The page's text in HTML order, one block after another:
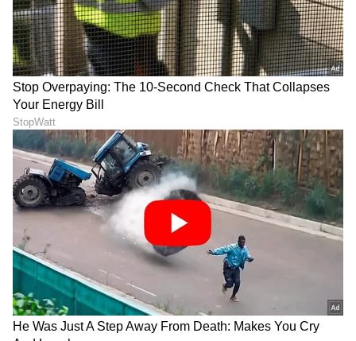
ಸ್ಟಾರ್ಟ್‌ಅಪ್‌ಗಳು ಬಂದಿದ್ಯಾ? ಭವಿಷ್ಯವನ್ನು ಬದಲಿಸುವ
ಟೆಕ್‌ ಪಾಲಿಸಿ ಯಾವುದು? ಇವುಗಳ ಇಂಚಿಂಚೂ ಮಾಹಿತಿ
ಸಿಗಲಿದೆ. ಟೆಕ್‌ ಎಕ್ಸ್‌ಪ್ಲೇನರ್ಸ್‌ ಹಾಗೂ ಗ್ಯಾಜೆಟ್‌ ಡೆಮೋ
ವಿಡಿಯೋಗಳು ಕೂಡ ನೀವು ಕಾಣಬಹುದು.
ABOUT THE AUTHOR
Suvarna News
ಆಪಲ್ ಐಫೋನ್ ಭಾರತ ಹಬ್ಬ